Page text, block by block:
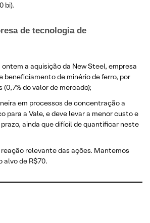
bi).
de tecnologia de
ontem a aquisição da New Steel, empresa
beneficiamento de minério de ferro, por
(0,7% do valor de mercado);
em processos de concentração a
para a Vale, e deve levar a menor custo e
ainda que difícil de quantificar neste
relevante das ações. Mantemos
alvo de R$70.